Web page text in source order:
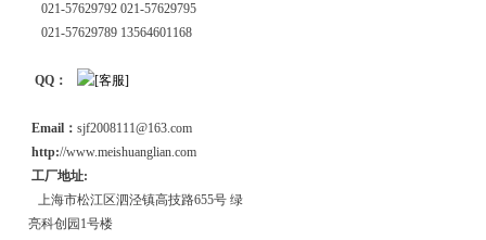
021-57629792 021-57629795
021-57629789 13564601168
QQ：
Email： sjf2008111@163.com
http://www.meishuanglian.com
工厂地址:
上海市松江区泗泾镇高技路655号 绿
亮科创园1号楼